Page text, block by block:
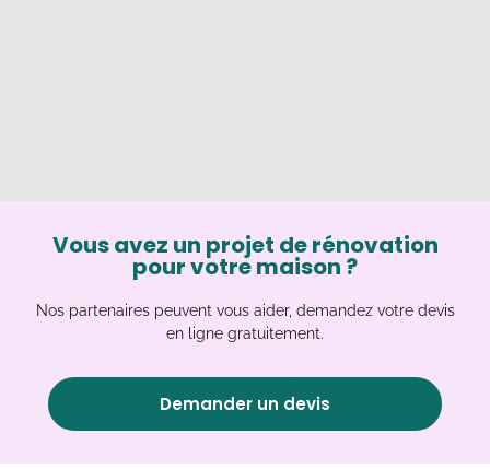
Vous avez un projet de rénovation
pour votre maison ?
Nos partenaires peuvent vous aider, demandez votre devis
en ligne gratuitement.
Demander un devis